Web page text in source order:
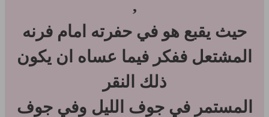
,
حيث يقبع هو في حفرته امام فرنه
المشتعل ففكر فيما عساه ان يكون
ذلك النقر
المستمر في جوف الليل وفي جوف